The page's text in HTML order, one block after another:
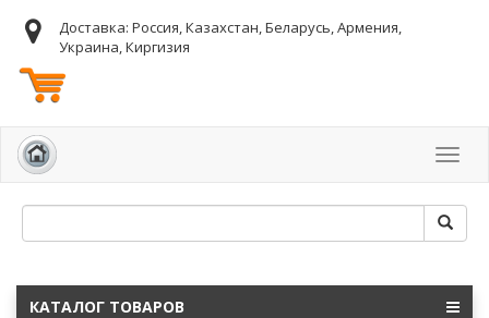
Доставка: Россия, Казахстан, Беларусь, Армения,
Украина, Киргизия
КАТАЛОГ ТОВАРОВ